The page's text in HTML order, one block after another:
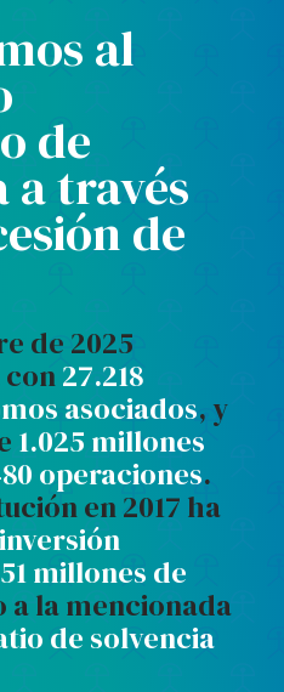
al
de
través
de
de 2025
con27.218
asociados, y
1.025 millones
operaciones.
en 2017 ha
inversión
millones de
a la mencionada
de solvencia